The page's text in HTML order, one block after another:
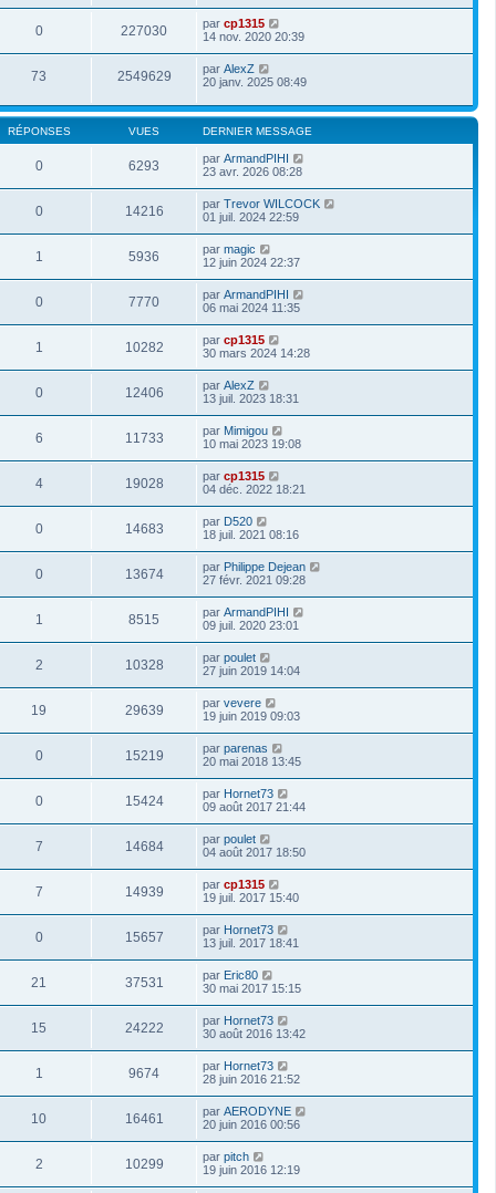
0 227030 par cp1315
14 nov. 2020 20:39
73 2549629 par AlexZ
20 janv. 2025 08:49
RÉPONSES VUES DERNIER MESSAGE
0 6293 par ArmandPIHI
23 avr. 2026 08:28
0 14216 par Trevor WILCOCK
01 juil. 2024 22:59
1 5936 par magic
12 juin 2024 22:37
0 7770 par ArmandPIHI
06 mai 2024 11:35
1 10282 par cp1315
30 mars 2024 14:28
0 12406 par AlexZ
13 juil. 2023 18:31
6 11733 par Mimigou
10 mai 2023 19:08
4 19028 par cp1315
04 déc. 2022 18:21
0 14683 par D520
18 juil. 2021 08:16
0 13674 par Philippe Dejean
27 févr. 2021 09:28
1 8515 par ArmandPIHI
09 juil. 2020 23:01
2 10328 par poulet
27 juin 2019 14:04
19 29639 par vevere
19 juin 2019 09:03
0 15219 par parenas
20 mai 2018 13:45
0 15424 par Hornet73
09 août 2017 21:44
7 14684 par poulet
04 août 2017 18:50
7 14939 par cp1315
19 juil. 2017 15:40
0 15657 par Hornet73
13 juil. 2017 18:41
21 37531 par Eric80
30 mai 2017 15:15
15 24222 par Hornet73
30 août 2016 13:42
1 9674 par Hornet73
28 juin 2016 21:52
10 16461 par AERODYNE
20 juin 2016 00:56
2 10299 par pitch
19 juin 2016 12:19